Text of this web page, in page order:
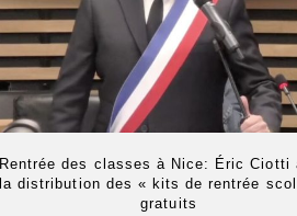
Rentrée des classes à Nice: Éric Ciotti
la distribution des « kits de rentrée
gratuits